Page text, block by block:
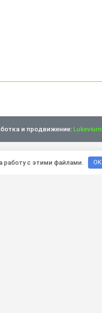
и продвижение: Lukevium
работу с этими файлами. OK